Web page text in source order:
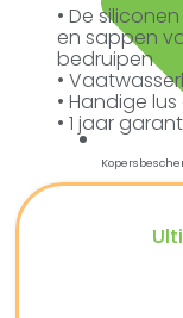
• De
en sappen
bedruipen
•
• Handige
• 1 jaar